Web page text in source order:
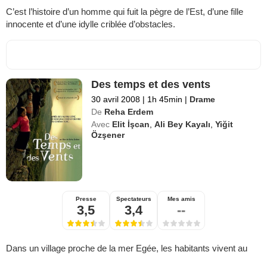
C’est l’histoire d’un homme qui fuit la pègre de l’Est, d’une fille
innocente et d’une idylle criblée d’obstacles.
Des temps et des vents
30 avril 2008 | 1h 45min | Drame
De Reha Erdem
Avec Elit İşcan ,Ali Bey Kayalı ,Yiğit
Özşener
Presse
3,5
Spectateurs
3,4
Mes amis
--
Dans un village proche de la mer Egée, les habitants vivent au